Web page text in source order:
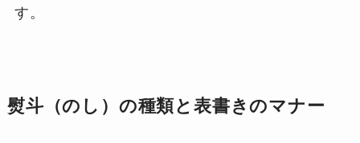
す。
熨斗（のし）の種類と表書きのマナー